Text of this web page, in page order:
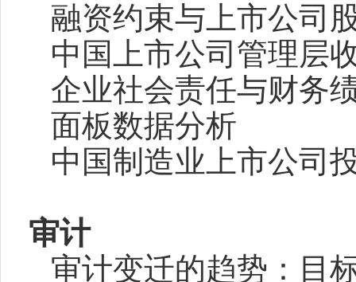
融资约束与上市公司
中国上市公司管理层
企业社会责任与财务
面板数据分析
中国制造业上市公
审计
审计变迁的趋势：目